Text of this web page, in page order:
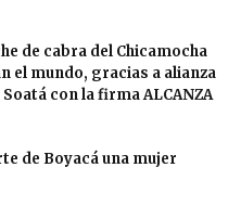
de cabra del Chicamocha
el mundo, gracias a alianza
con la firma ALCANZA
de Boyacá una mujer